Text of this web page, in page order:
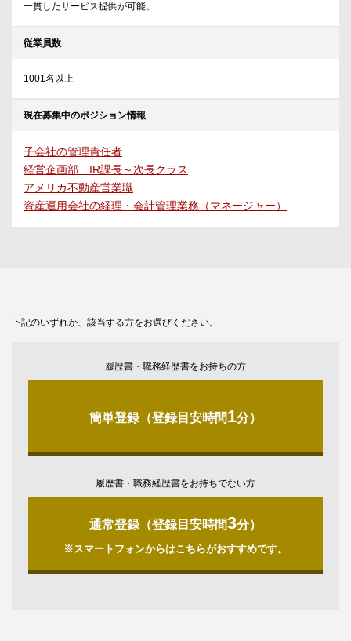
一貫したサービス提供が可能。
従業員数
1001名以上
現在募集中のポジション情報
子会社の管理責任者
経営企画部 IR課長～次長クラス
アメリカ不動産営業職
資産運用会社の経理・会計管理業務（マネージャー）
下記のいずれか、該当する方をお選びください。
履歴書・職務経歴書をお持ちの方
簡単登録（登録目安時間1分）
履歴書・職務経歴書をお持ちでない方
通常登録（登録目安時間3分）
※スマートフォンからはこちらがおすすめです。